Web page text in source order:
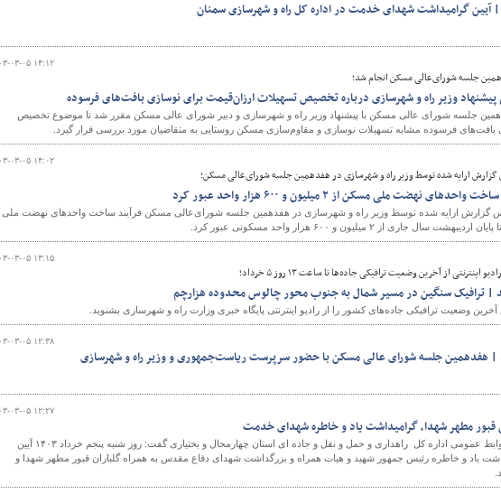
آیین گرامیداشت شهدای خدمت در اداره کل راه و شهرسازی سمنان
۱۴۰۳-۰۳-۰۵
جلسه شورای‌عالی مسکن انجام شد؛‌
وزیر راه و شهرسازی درباره تخصیص تسهیلات ارزان‌قیمت برای نوسازی بافت‌های فرسوده
جلسه شورای عالی مسکن با پیشنهاد وزیر راه و شهرسازی و دبیر شورای عالی مسکن مقرر شد تا موضوع تخصیص
بافت‌های فرسوده مشابه تسهیلات نوسازی و مقاوم‌سازی مسکن روستایی به متقاضیان مورد بررسی قرار گیرد.
۱۴۰۳-۰۳-۰۵
گزارش ارایه شده توسط وزیر راه و شهرسازی در هفدهمین جلسه شورای‌عالی مسکن؛
واحدهای نهضت ملی مسکن از ۲ میلیون و ۶۰۰ هزار واحد عبور کرد
گزارش ارایه شده توسط وزیر راه و شهرسازی در هفدهمین جلسه شورای‌عالی مسکن فرآیند ساخت واحدهای نهضت ملی
از ۲ میلیون و ۶۰۰ هزار واحد مسکونی عبور کرد.
۱۴۰۳-۰۳-۰۵
اینترنتی از آخرین وضعیت ترافیکی جاده‌ها تا ساعت ۱۳ روز ۵ خرداد؛
| ترافیک سنگین در مسیر شمال به جنوب محور چالوس محدوده هزارچم
وضعیت ترافیکی جاده‌های کشور را از رادیو اینترنتی پایگاه خبری وزارت راه و شهرسازی بشنوید.
۱۴۰۳-۰۳-۰۵
| هفدهمین جلسه شورای عالی مسکن با حضور سرپرست ریاست‌جمهوری و وزیر راه و شهرسازی
۱۴۰۳-۰۳-۰۵
قبور مطهر شهدا، گرامیداشت یاد و خاطره شهدای خدمت
مدیر روابط عمومی اداره کل راهداری و حمل و نقل و جاده ای استان چهارمحال و بختیاری گفت: روز شنبه پنجم خرداد ۱۴۰۳ آیین
یاد و خاطره رئیس جمهور شهید و هیات همراه و بزرگداشت شهدای دفاع مقدس به همراه گلباران قبور مطهر شهدا و